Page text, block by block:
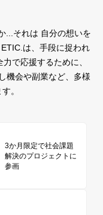
...それは 自分の想いを
ETIC.は、手段に捉われ
で応援するために、
機会や副業など、多様
。
3か月限定で社会課題
解決のプロジェクトに
参画